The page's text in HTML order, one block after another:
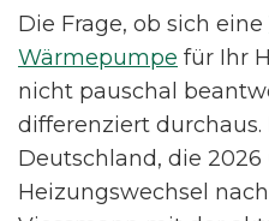
Die Frage, ob sich eine
Wärmepumpe für Ihr
nicht pauschal
differenziert durchaus.
Deutschland, die 2026
Heizungswechsel